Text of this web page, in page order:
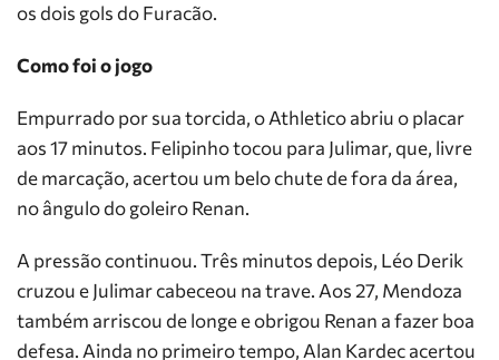
os dois gols do Furacão.
Como foi o jogo
Empurrado por sua torcida, o Athletico abriu o placar
aos 17 minutos. Felipinho tocou para Julimar, que, livre
de marcação, acertou um belo chute de fora da área,
no ângulo do goleiro Renan.
A pressão continuou. Três minutos depois, Léo Derik
cruzou e Julimar cabeceou na trave. Aos 27, Mendoza
também arriscou de longe e obrigou Renan a fazer boa
defesa. Ainda no primeiro tempo, Alan Kardec acertou